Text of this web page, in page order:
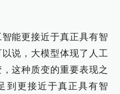
能更接近于真正具有智
说，大模型体现了人工
这种质变的重要表现之
到更接近于真正具有智